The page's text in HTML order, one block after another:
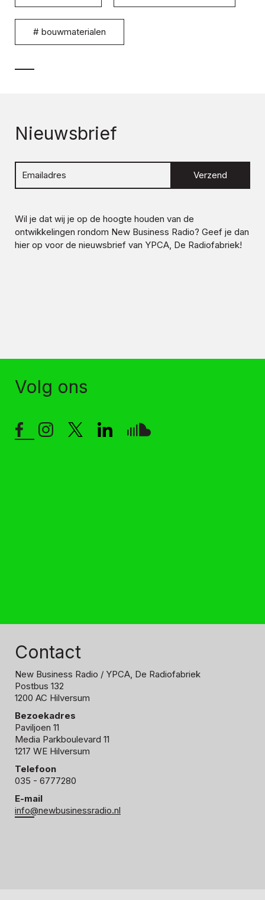
# bouwmaterialen
Nieuwsbrief
Verzend
Wil je dat wij je op de hoogte houden van de
ontwikkelingen rondom New Business Radio? Geef je dan
hier op voor de nieuwsbrief van YPCA, De Radiofabriek!
Volg ons
Contact
New Business Radio / YPCA, De Radiofabriek
Postbus 132
1200 AC Hilversum
Bezoekadres
Paviljoen 11
Media Parkboulevard 11
1217 WE Hilversum
Telefoon
035 - 6777280
E-mail
info@newbusinessradio.nl